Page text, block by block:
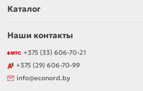
Каталог
Наши контакты
+375 (33) 606-70-21
+375 (29) 606-70-99
info@econord.by